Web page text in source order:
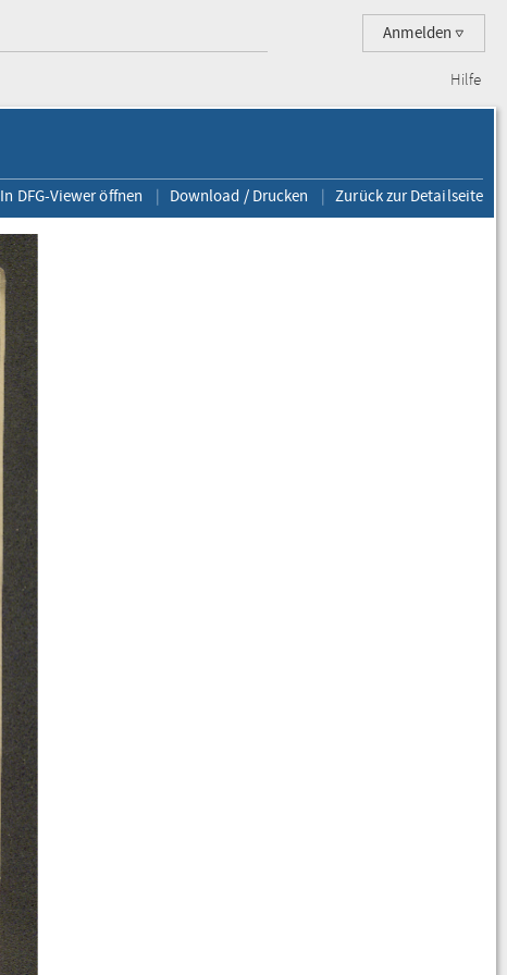
Anmelden
Hilfe
In DFG-Viewer öffnen Download / Drucken Zurück zur Detailseite